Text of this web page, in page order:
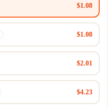
$1.08
$1.08
$2.01
$4.23